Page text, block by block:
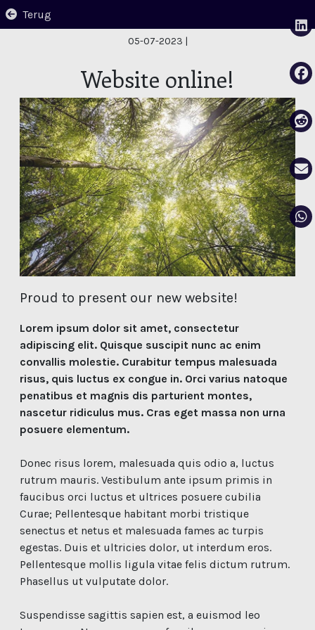
Terug
05-07-2023 |
Website online!
Proud to present our new website!
Lorem ipsum dolor sit amet, consectetur
adipiscing elit. Quisque suscipit nunc ac enim
convallis molestie. Curabitur tempus malesuada
risus, quis luctus ex congue in. Orci varius natoque
penatibus et magnis dis parturient montes,
nascetur ridiculus mus. Cras eget massa non urna
posuere elementum.
Donec risus lorem, malesuada quis odio a, luctus
rutrum mauris. Vestibulum ante ipsum primis in
faucibus orci luctus et ultrices posuere cubilia
Curae; Pellentesque habitant morbi tristique
senectus et netus et malesuada fames ac turpis
egestas. Duis et ultricies dolor, ut interdum eros.
Pellentesque mollis ligula vitae felis dictum rutrum.
Phasellus ut vulputate dolor.
Suspendisse sagittis sapien est, a euismod leo